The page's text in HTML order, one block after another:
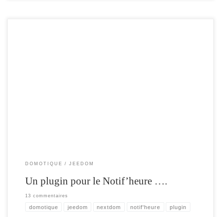
DOMOTIQUE JEEDOM
Un plugin pour le Notif’heure ….
13 commentaires
domotique jeedom nextdom notif'heure plugin